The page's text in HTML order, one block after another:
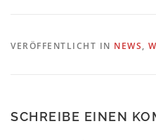
VERÖFFENTLICHT IN NEWS,
SCHREIBE EINEN